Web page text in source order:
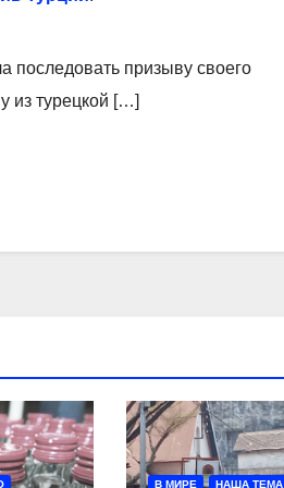
последовать призыву своего
из турецкой […]
В МИРЕ НАША ТЕМА